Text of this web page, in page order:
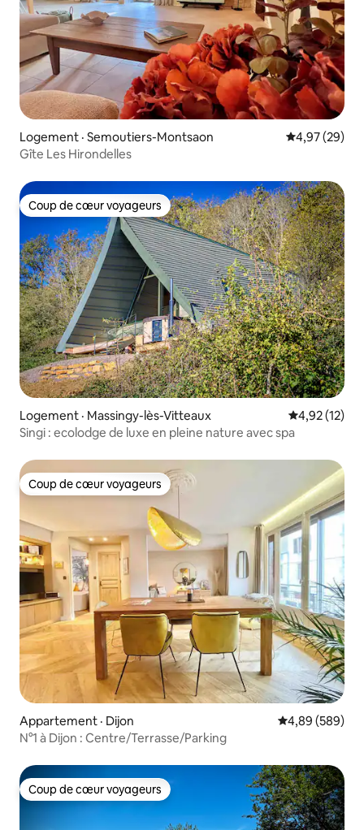
Logement · Semoutiers-Montsaon Note
4,97 (29)
Gîte Les Hirondelles
Coup de cœur voyageurs
Coup de cœur voyageurs
Logement · Massingy-lès-Vitteaux Note
4,92 (12)
Singi : ecolodge de luxe en pleine nature avec spa
Coup de cœur voyageurs
Coup de cœur voyageurs
Appartement · Dijon Note
4,89 (589)
N°1 à Dijon : Centre/Terrasse/Parking
Coup de cœur voyageurs
Coup de cœur voyageurs